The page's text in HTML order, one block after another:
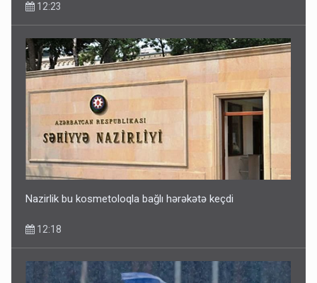
12:23
Nazirlik bu kosmetoloqla bağlı hərəkətə keçdi
12:18